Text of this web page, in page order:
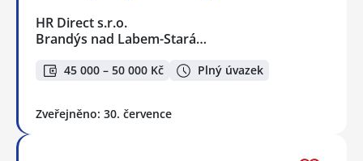
HR Direct s.r.o.
Brandýs nad Labem-Stará…
45 000 – 50 000 Kč Plný úvazek
Zveřejněno: 30. července